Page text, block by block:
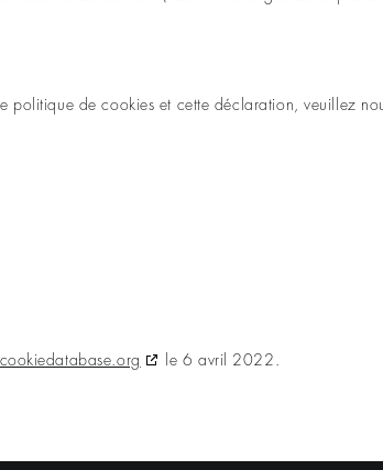
politique de cookies et cette déclaration, veuillez
cookiedatabase.org le 6 avril 2022.